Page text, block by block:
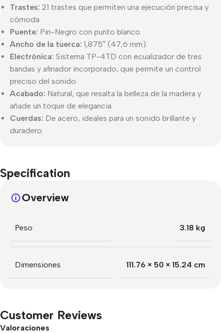
Trastes: 21 trastes que permiten una ejecución precisa y
cómoda.
Puente: Pin-Negro con punto blanco.
Ancho de la tuerca: 1,875″ (47,6 mm).
Electrónica: Sistema TP-4TD con ecualizador de tres
bandas y afinador incorporado, que permite un control
preciso del sonido.
Acabado: Natural, que resalta la belleza de la madera y
añade un toque de elegancia.
Cuerdas: De acero, ideales para un sonido brillante y
duradero.
Specification
Overview
Peso 3.18 kg
Dimensiones 111.76 × 50 × 15.24 cm
Customer Reviews
Valoraciones